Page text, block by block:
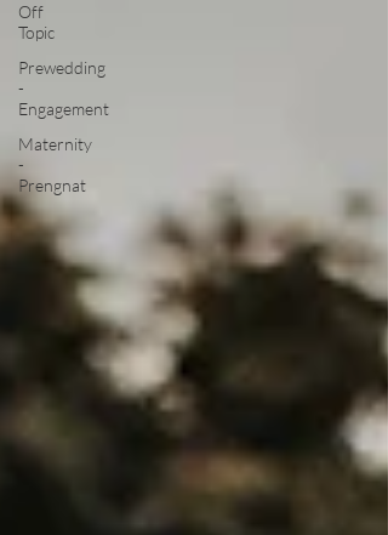
Off
Topic
Prewedding
-
Engagement
Maternity
-
Prengnat